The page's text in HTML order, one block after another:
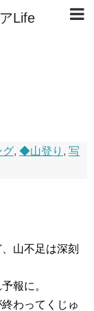
Life
,◆山登り ,写
山不足は深刻
報に。
わってくじゅ